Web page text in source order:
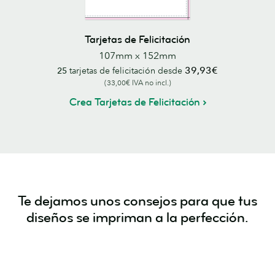
Tarjetas de Felicitación
107mm x 152mm
25 tarjetas de felicitación desde 39,93€
(33,00€ IVA no incl.)
Crea Tarjetas de Felicitación
Te dejamos unos consejos para que tus
diseños se impriman a la perfección.